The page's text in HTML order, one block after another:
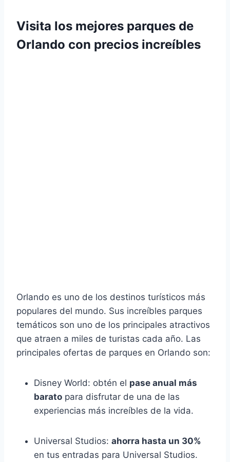
Visita los mejores parques de
Orlando con precios increíbles
Orlando es uno de los destinos turísticos más
populares del mundo. Sus increíbles parques
temáticos son uno de los principales atractivos
que atraen a miles de turistas cada año. Las
principales ofertas de parques en Orlando son:
Disney World: obtén el pase anual más
barato para disfrutar de una de las
experiencias más increíbles de la vida.
Universal Studios: ahorra hasta un 30%
en tus entradas para Universal Studios.